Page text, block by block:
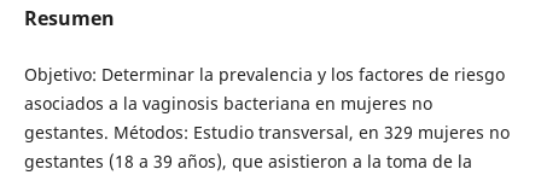
Resumen
Objetivo: Determinar la prevalencia y los factores de riesgo
asociados a la vaginosis bacteriana en mujeres no
gestantes. Métodos: Estudio transversal, en 329 mujeres no
gestantes (18 a 39 años), que asistieron a la toma de la